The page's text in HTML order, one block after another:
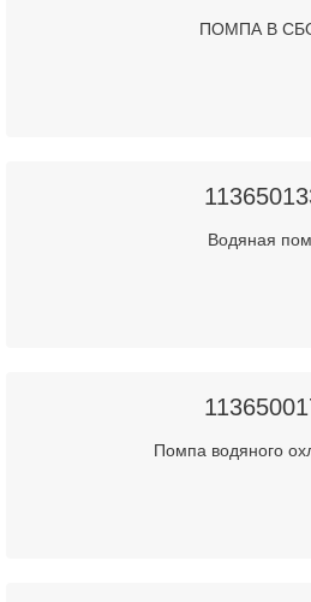
ПОМПА В
Водяная
Помпа водяного